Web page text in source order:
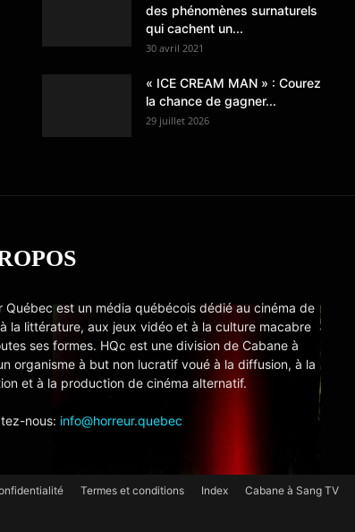
des phénomènes surnaturels
qui cachent un...
30 avril 2021
« ICE CREAM MAN » : Courez
la chance de gagner...
29 juillet 2026
Québec est un média québécois dédié au cinéma de
la littérature, aux jeux vidéo et à la culture macabre
ses formes. HQc est une division de Cabane à
organisme à but non lucratif voué à la diffusion, à la
et à la production de cinéma alternatif.
nous: info@horreur.quebec
Termes et conditions Index Cabane à Sang TV